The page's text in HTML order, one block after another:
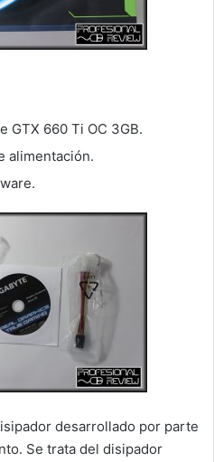
GTX 660 Ti OC 3GB.
alimentación.
desarrollado por parte
Se trata del disipador